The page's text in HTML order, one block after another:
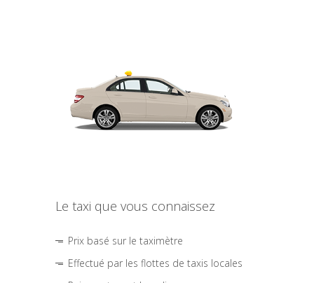
Le taxi que vous connaissez
Prix basé sur le taximètre
Effectué par les flottes de taxis locales